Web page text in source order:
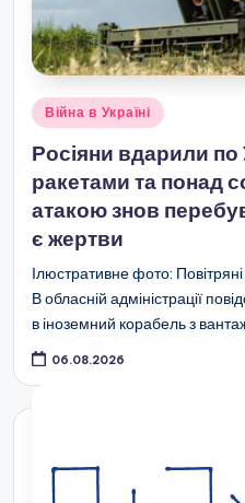
Опубліковано
Війна в Україні
Росіяни вдарили по
ракетами та понад
атакою знов
є жертви
Ілюстративне фото:
В обласній адміністрації
в іноземний корабель з
06.08.2026